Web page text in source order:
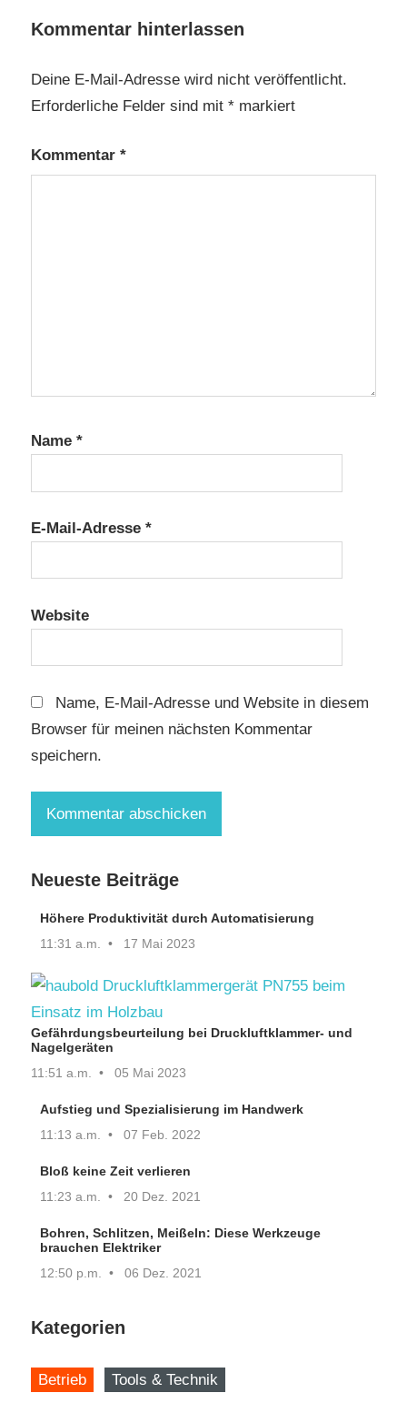
Kommentar hinterlassen
Deine E-Mail-Adresse wird nicht veröffentlicht.
Erforderliche Felder sind mit * markiert
Kommentar *
Name *
E-Mail-Adresse *
Website
Name, E-Mail-Adresse und Website in diesem
Browser für meinen nächsten Kommentar
speichern.
Neueste Beiträge
Höhere Produktivität durch Automatisierung
11:31 a.m.
17 Mai 2023
Gefährdungsbeurteilung bei Druckluftklammer- und
Nagelgeräten
11:51 a.m.
05 Mai 2023
Aufstieg und Spezialisierung im Handwerk
11:13 a.m.
07 Feb. 2022
Bloß keine Zeit verlieren
11:23 a.m.
20 Dez. 2021
Bohren, Schlitzen, Meißeln: Diese Werkzeuge
brauchen Elektriker
12:50 p.m.
06 Dez. 2021
Kategorien
Betrieb Tools & Technik